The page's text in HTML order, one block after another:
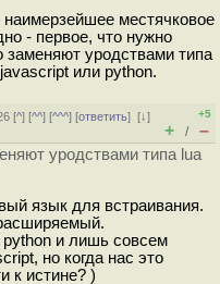
местячковое
- первое, что нужно
заменяют уродствами типа
или python.
[^] [^^] [^^^] [ответить][↓]
+5
+ / –
уродствами типа lua
язык для встраивания.
python и лишь совсем
но когда нас это
к истине? )